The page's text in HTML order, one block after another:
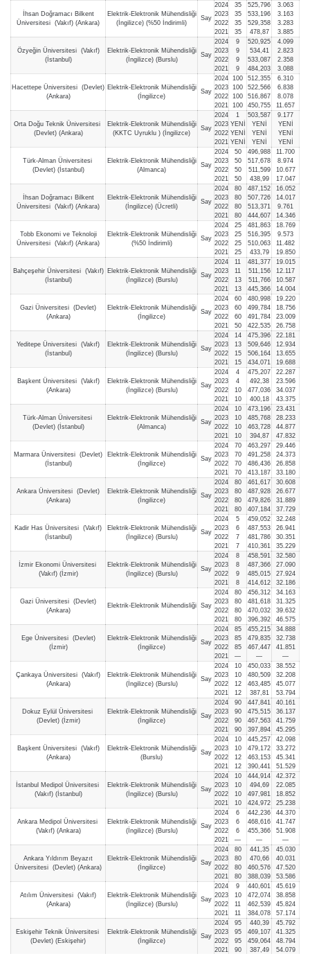
İhsan Doğramacı Bilkent
Üniversitesi (Vakıf) (Ankara)
Elektrik-Elektronik Mühendisliği
(İngilizce) (%50 İndirimli)
Say
2024
2023
2022
2021
35
35
35
35
525,796
533,196
529,358
478,87
3.063
3.163
3.283
3.885
Özyeğin Üniversitesi (Vakıf)
(İstanbul)
Elektrik-Elektronik Mühendisliği
(İngilizce) (Burslu)
Say
2024
2023
2022
2021
9
9
9
9
520,925
534,41
533,087
484,203
4.099
2.823
2.358
3.088
Hacettepe Üniversitesi (Devlet)
(Ankara)
Elektrik-Elektronik Mühendisliği
(İngilizce)
Say
2024
2023
2022
2021
100
100
100
100
512,355
522,566
516,867
450,755
6.310
6.838
8.078
11.657
Orta Doğu Teknik Üniversitesi
(Devlet) (Ankara)
Elektrik-Elektronik Mühendisliği
(KKTC Uyruklu ) (İngilizce)
Say
2024
2023
2022
2021
1
YENİ
YENİ
YENİ
503,587
YENİ
YENİ
YENİ
9.177
YENİ
YENİ
YENİ
Türk-Alman Üniversitesi
(Devlet) (İstanbul)
Elektrik-Elektronik Mühendisliği
(Almanca)
Say
2024
2023
2022
2021
50
50
50
50
496,988
517,678
511,599
438,99
11.700
8.974
10.677
17.047
İhsan Doğramacı Bilkent
Üniversitesi (Vakıf) (Ankara)
Elektrik-Elektronik Mühendisliği
(İngilizce) (Ücretli)
Say
2024
2023
2022
2021
80
80
80
80
487,152
507,726
513,371
444,607
16.052
14.017
9.761
14.346
Tobb Ekonomi ve Teknoloji
Üniversitesi (Vakıf) (Ankara)
Elektrik-Elektronik Mühendisliği
(%50 İndirimli)
Say
2024
2023
2022
2021
25
25
25
25
481,863
516,395
510,063
433,79
18.769
9.573
11.482
19.850
Bahçeşehir Üniversitesi (Vakıf)
(İstanbul)
Elektrik-Elektronik Mühendisliği
(İngilizce) (Burslu)
Say
2024
2023
2022
2021
11
11
13
13
481,377
511,156
511,766
445,366
19.015
12.117
10.587
14.004
Gazi Üniversitesi (Devlet)
(Ankara)
Elektrik-Elektronik Mühendisliği
(İngilizce)
Say
2024
2023
2022
2021
60
60
60
50
480,998
499,784
491,784
422,535
19.220
18.756
23.009
26.758
Yeditepe Üniversitesi (Vakıf)
(İstanbul)
Elektrik-Elektronik Mühendisliği
(İngilizce) (Burslu)
Say
2024
2023
2022
2021
14
13
15
15
475,396
509,646
506,164
434,071
22.181
12.934
13.655
19.688
Başkent Üniversitesi (Vakıf)
(Ankara)
Elektrik-Elektronik Mühendisliği
(İngilizce) (Burslu)
Say
2024
2023
2022
2021
4
4
10
10
475,207
492,38
477,036
400,18
22.287
23.596
34.037
43.375
Türk-Alman Üniversitesi
(Devlet) (İstanbul)
Elektrik-Elektronik Mühendisliği
(Almanca)
Say
2024
2023
2022
2021
10
10
10
10
473,196
485,768
463,728
394,87
23.431
28.233
44.877
47.832
Marmara Üniversitesi (Devlet)
(İstanbul)
Elektrik-Elektronik Mühendisliği
(İngilizce)
Say
2024
2023
2022
2021
70
70
70
70
463,297
491,258
486,436
413,187
29.446
24.373
26.858
33.180
Ankara Üniversitesi (Devlet)
(Ankara)
Elektrik-Elektronik Mühendisliği
(İngilizce)
Say
2024
2023
2022
2021
80
80
80
80
461,617
487,928
479,826
407,184
30.608
26.677
31.889
37.729
Kadir Has Üniversitesi (Vakıf)
(İstanbul)
Elektrik-Elektronik Mühendisliği
(İngilizce) (Burslu)
Say
2024
2023
2022
2021
5
6
7
7
459,052
487,553
481,786
410,361
32.248
26.941
30.351
35.229
İzmir Ekonomi Üniversitesi
(Vakıf) (İzmir)
Elektrik-Elektronik Mühendisliği
(İngilizce) (Burslu)
Say
2024
2023
2022
2021
8
8
9
8
458,591
487,366
485,015
414,612
32.580
27.090
27.924
32.186
Gazi Üniversitesi (Devlet)
(Ankara)
Elektrik-Elektronik Mühendisliği Say
2024
2023
2022
2021
80
80
80
80
456,312
481,618
470,032
396,392
34.163
31.325
39.632
46.575
Ege Üniversitesi (Devlet)
(İzmir)
Elektrik-Elektronik Mühendisliği
(İngilizce)
Say
2024
2023
2022
2021
85
85
85
—
455,215
479,835
467,447
—
34.888
32.738
41.851
—
Çankaya Üniversitesi (Vakıf)
(Ankara)
Elektrik-Elektronik Mühendisliği
(İngilizce) (Burslu)
Say
2024
2023
2022
2021
10
10
12
12
450,033
480,509
463,485
387,81
38.552
32.208
45.077
53.794
Dokuz Eylül Üniversitesi
(Devlet) (İzmir)
Elektrik-Elektronik Mühendisliği
(İngilizce)
Say
2024
2023
2022
2021
90
90
90
90
447,841
475,515
467,563
397,894
40.161
36.137
41.759
45.295
Başkent Üniversitesi (Vakıf)
(Ankara)
Elektrik-Elektronik Mühendisliği
(Burslu)
Say
2024
2023
2022
2021
10
10
12
12
445,257
479,172
463,153
390,441
42.098
33.272
45.341
51.529
İstanbul Medipol Üniversitesi
(Vakıf) (İstanbul)
Elektrik-Elektronik Mühendisliği
(İngilizce) (Burslu)
Say
2024
2023
2022
2021
10
10
10
10
444,914
494,69
497,981
424,972
42.372
22.085
18.852
25.238
Ankara Medipol Üniversitesi
(Vakıf) (Ankara)
Elektrik-Elektronik Mühendisliği
(İngilizce) (Burslu)
Say
2024
2023
2022
2021
6
6
6
—
442,236
468,616
455,366
—
44.370
41.747
51.908
—
Ankara Yıldırım Beyazıt
Üniversitesi (Devlet) (Ankara)
Elektrik-Elektronik Mühendisliği
(İngilizce)
Say
2024
2023
2022
2021
80
80
80
80
441,35
470,66
460,576
388,039
45.030
40.031
47.520
53.586
Atılım Üniversitesi (Vakıf)
(Ankara)
Elektrik-Elektronik Mühendisliği
(İngilizce) (Burslu)
Say
2024
2023
2022
2021
9
10
11
11
440,601
472,074
462,539
384,078
45.619
38.858
45.824
57.174
Eskişehir Teknik Üniversitesi
(Devlet) (Eskişehir)
Elektrik-Elektronik Mühendisliği
(İngilizce)
Say
2024
2023
2022
2021
95
95
95
90
440,39
469,107
459,064
387,49
45.792
41.325
48.794
54.079